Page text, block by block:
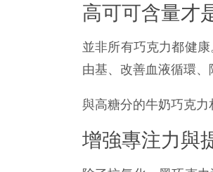
高可可含量才
並非所有巧克力都健
由基、改善血液循環、
與高糖分的牛奶巧克力
增強專注力與